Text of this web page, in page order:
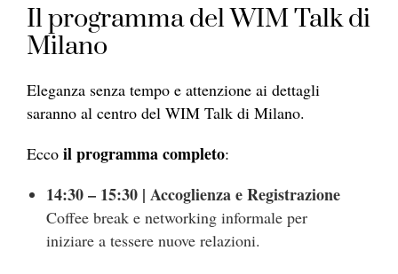
Il programma del WIM Talk di
Milano
Eleganza senza tempo e attenzione ai dettagli
saranno al centro del WIM Talk di Milano.
Ecco il programma completo:
14:30 – 15:30 | Accoglienza e Registrazione
Coffee break e networking informale per
iniziare a tessere nuove relazioni.